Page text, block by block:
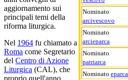
Nominato
arcivescovo
Nominato
arcieparca
Nominato
patriarca
Nominato eparca
aggiornamento sui
principali temi della
riforma liturgica.
Nel 1964 fu chiamato a
Roma come Segretario
del Centro di Azione
Liturgica (CAL), che